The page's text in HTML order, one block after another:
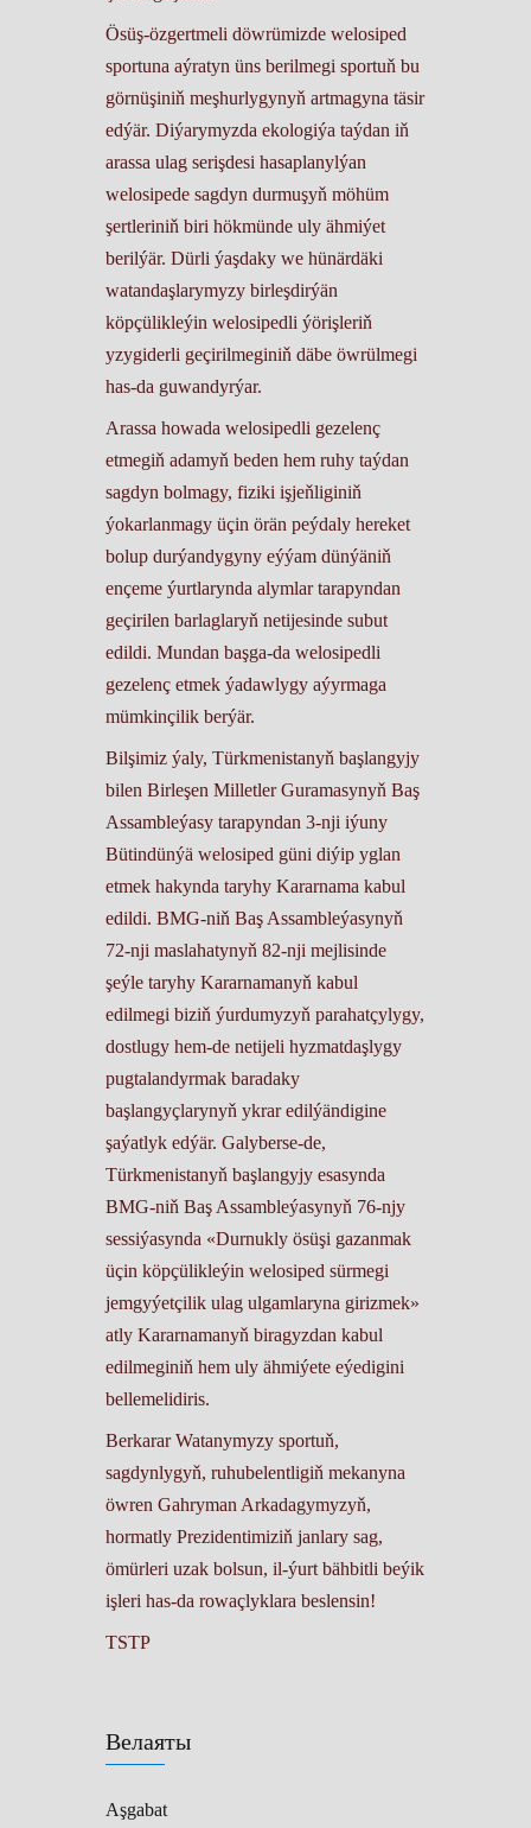
Велаяты
Aşgabat
Ösüş-özgertmeli döwrümizde welosiped
sportuna aýratyn üns berilmegi sportuň bu
görnüşiniň meşhurlygynyň artmagyna täsir
edýär. Diýarymyzda ekologiýa taýdan iň
arassa ulag serişdesi hasaplanylýan
welosipede sagdyn durmuşyň möhüm
şertleriniň biri hökmünde uly ähmiýet
berilýär. Dürli ýaşdaky we hünärdäki
watandaşlarymyzy birleşdirýän
köpçülikleýin welosipedli ýörişleriň
yzygiderli geçirilmeginiň däbe öwrülmegi
has-da guwandyrýar.
Arassa howada welosipedli gezelenç
etmegiň adamyň beden hem ruhy taýdan
sagdyn bolmagy, fiziki işjeňliginiň
ýokarlanmagy üçin örän peýdaly hereket
bolup durýandygyny eýýam dünýäniň
ençeme ýurtlarynda alymlar tarapyndan
geçirilen barlaglaryň netijesinde subut
edildi. Mundan başga-da welosipedli
gezelenç etmek ýadawlygy aýyrmaga
mümkinçilik berýär.
Bilşimiz ýaly, Türkmenistanyň başlangyjy
bilen Birleşen Milletler Guramasynyň Baş
Assambleýasy tarapyndan 3-nji iýuny
Bütindünýä welosiped güni diýip yglan
etmek hakynda taryhy Kararnama kabul
edildi. BMG-niň Baş Assambleýasynyň
72-nji maslahatynyň 82-nji mejlisinde
şeýle taryhy Kararnamanyň kabul
edilmegi biziň ýurdumyzyň parahatçylygy,
dostlugy hem-de netijeli hyzmatdaşlygy
pugtalandyrmak baradaky
başlangyçlarynyň ykrar edilýändigine
şaýatlyk edýär. Galyberse-de,
Türkmenistanyň başlangyjy esasynda
BMG-niň Baş Assambleýasynyň 76-njy
sessiýasynda «Durnukly ösüşi gazanmak
üçin köpçülikleýin welosiped sürmegi
jemgyýetçilik ulag ulgamlaryna girizmek»
atly Kararnamanyň biragyzdan kabul
edilmeginiň hem uly ähmiýete eýedigini
bellemelidiris.
Berkarar Watanymyzy sportuň,
sagdynlygyň, ruhubelentligiň mekanyna
öwren Gahryman Arkadagymyzyň,
hormatly Prezidentimiziň janlary sag,
ömürleri uzak bolsun, il-ýurt bähbitli beýik
işleri has-da rowaçlyklara beslensin!
TSTP